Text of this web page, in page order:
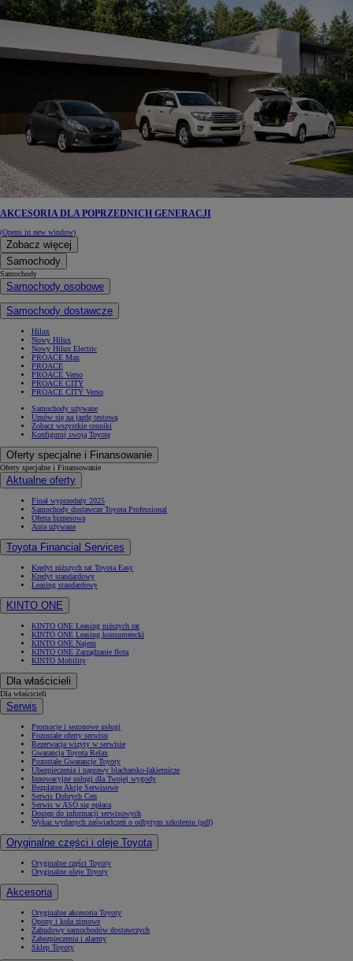
AKCESORIA DLA POPRZEDNICH GENERACJI
(Opens in new window)
Zobacz więcej
Samochody
Samochody
Samochody osobowe
Samochody dostawcze
Hilux
Nowy Hilux
Nowy Hilux Electric
PROACE Max
PROACE
PROACE Verso
PROACE CITY
PROACE CITY Verso
Samochody używane
Umów się na jazdę testową
Zobacz wszystkie cenniki
Konfiguruj swoją Toyotę
Oferty specjalne i Finansowanie
Oferty specjalne i Finansowanie
Aktualne oferty
Finał wyprzedaży 2025
Samochody dostawcze Toyota Professional
Oferta biznesowa
Auta używane
Toyota Financial Services
Kredyt niższych rat Toyota Easy
Kredyt standardowy
Leasing standardowy
KINTO ONE
KINTO ONE Leasing niższych rat
KINTO ONE Leasing konsumencki
KINTO ONE Najem
KINTO ONE Zarządzanie flotą
KINTO Mobility
Dla właścicieli
Dla właścicieli
Serwis
Promocje i sezonowe usługi
Pozostałe oferty serwisu
Rezerwacja wizyty w serwisie
Gwarancja Toyota Relax
Pozostałe Gwarancje Toyoty
Ubezpieczenia i naprawy blacharsko-lakiernicze
Innowacyjne usługi dla Twojej wygody
Bezpłatne Akcje Serwisowe
Serwis Dobrych Cen
Serwis w ASO się opłaca
Dostęp do informacji serwisowych
Wykaz wydanych zaświadczeń o odbytym szkoleniu (pdf)
Oryginalne części i oleje Toyota
Oryginalne części Toyoty
Oryginalne oleje Toyoty
Akcesoria
Oryginalne akcesoria Toyoty
Opony i koła zimowe
Zabudowy samochodów dostawczych
Zabezpieczenia i alarmy
Sklep Toyoty